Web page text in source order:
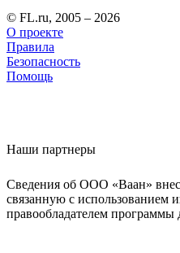
© FL.ru, 2005 – 2026
О проекте
Правила
Безопасность
Помощь
Наши партнеры
Сведения об ООО «Ваан»
связанную с использованием
правообладателем